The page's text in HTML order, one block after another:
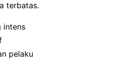
terbatas.
intens
pelaku